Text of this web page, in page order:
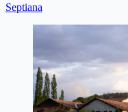
Septiana